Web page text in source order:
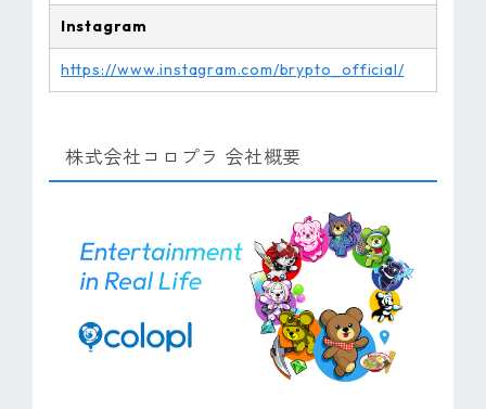
Instagram
https://www.instagram.com/brypto_official/
株式会社コロプラ 会社概要